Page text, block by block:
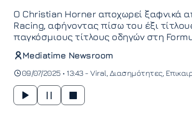
Ο Christian Horner αποχωρεί ξαφνικά
Racing, αφήνοντας πίσω του έξι
παγκόσμιους τίτλους οδηγών στη
Mediatime Newsroom
09/07/2025 • 13:43 - Viral Διασημότητες